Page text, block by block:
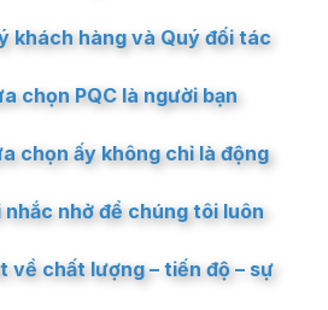
khách hàng và Quý đối tác
chọn PQC là người bạn
chọn ấy không chỉ là động
nhắc nhở để chúng tôi luôn
về chất lượng – tiến độ – sự